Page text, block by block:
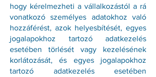
hogy kérelmezheti a vállalkozástól a rá
vonatkozó személyes adatokhoz való
hozzáférést, azok helyesbítését, egyes
jogalapokhoz tartozó adatkezelés
esetében törlését vagy kezelésének
korlátozását, és egyes jogalapokhoz
tartozó adatkezelés esetében